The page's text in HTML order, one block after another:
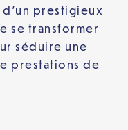
prestigieux
se transformer
séduire une
prestations de